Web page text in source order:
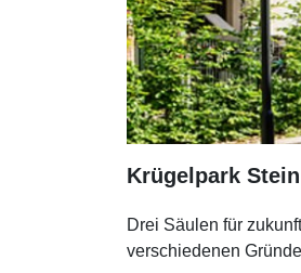
Krügelpark
Drei Säulen für
verschiedenen